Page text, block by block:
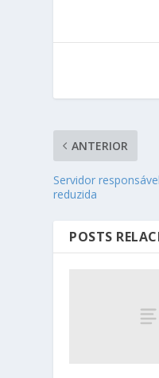
ANTERIOR
Servidor
reduzida
POSTS